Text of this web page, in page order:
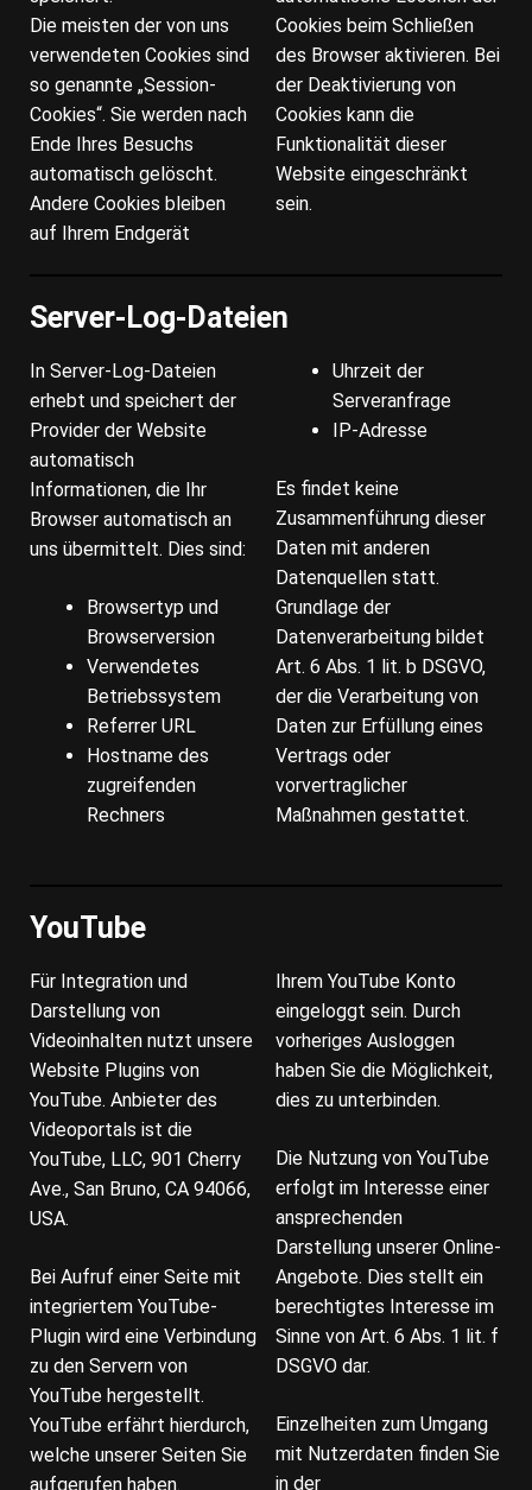
Die meisten der von uns
verwendeten Cookies sind
so genannte „Session-
Cookies“. Sie werden nach
Ende Ihres Besuchs
automatisch gelöscht.
Andere Cookies bleiben
auf Ihrem Endgerät
Cookies beim Schließen
des Browser aktivieren. Bei
der Deaktivierung von
Cookies kann die
Funktionalität dieser
Website eingeschränkt
sein.
Server-Log-Dateien
In Server-Log-Dateien
erhebt und speichert der
Provider der Website
automatisch
Informationen, die Ihr
Browser automatisch an
uns übermittelt. Dies sind:
Browsertyp und
Browserversion
Verwendetes
Betriebssystem
Referrer URL
Hostname des
zugreifenden
Rechners
Uhrzeit der
Serveranfrage
IP-Adresse
Es findet keine
Zusammenführung dieser
Daten mit anderen
Datenquellen statt.
Grundlage der
Datenverarbeitung bildet
Art. 6 Abs. 1 lit. b DSGVO,
der die Verarbeitung von
Daten zur Erfüllung eines
Vertrags oder
vorvertraglicher
Maßnahmen gestattet.
YouTube
Für Integration und
Darstellung von
Videoinhalten nutzt unsere
Website Plugins von
YouTube. Anbieter des
Videoportals ist die
YouTube, LLC, 901 Cherry
Ave., San Bruno, CA 94066,
USA.
Bei Aufruf einer Seite mit
integriertem YouTube-
Plugin wird eine Verbindung
zu den Servern von
YouTube hergestellt.
YouTube erfährt hierdurch,
welche unserer Seiten Sie
aufgerufen haben.
Ihrem YouTube Konto
eingeloggt sein. Durch
vorheriges Ausloggen
haben Sie die Möglichkeit,
dies zu unterbinden.
Die Nutzung von YouTube
erfolgt im Interesse einer
ansprechenden
Darstellung unserer Online-
Angebote. Dies stellt ein
berechtigtes Interesse im
Sinne von Art. 6 Abs. 1 lit. f
DSGVO dar.
Einzelheiten zum Umgang
mit Nutzerdaten finden Sie
in der